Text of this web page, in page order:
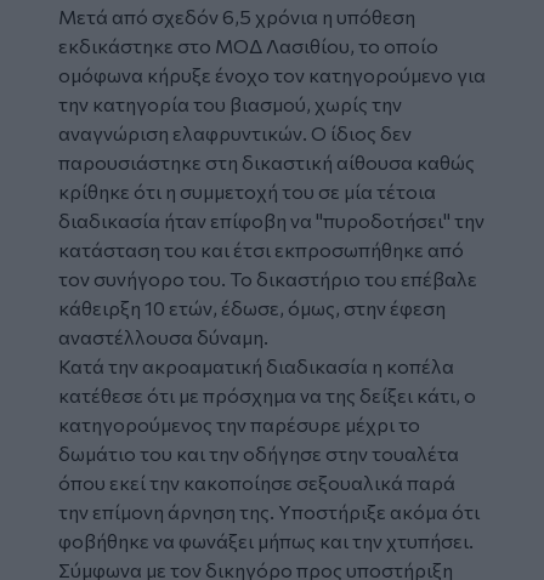
Μετά από σχεδόν 6,5 χρόνια η υπόθεση
εκδικάστηκε στο ΜΟΔ Λασιθίου, το οποίο
ομόφωνα κήρυξε ένοχο τον κατηγορούμενο για
την κατηγορία του βιασμού, χωρίς την
αναγνώριση ελαφρυντικών. Ο ίδιος δεν
παρουσιάστηκε στη δικαστική αίθουσα καθώς
κρίθηκε ότι η συμμετοχή του σε μία τέτοια
διαδικασία ήταν επίφοβη να "πυροδοτήσει" την
κατάσταση του και έτσι εκπροσωπήθηκε από
τον συνήγορο του. Το δικαστήριο του επέβαλε
κάθειρξη 10 ετών, έδωσε, όμως, στην έφεση
αναστέλλουσα δύναμη.
Κατά την ακροαματική διαδικασία η κοπέλα
κατέθεσε ότι με πρόσχημα να της δείξει κάτι, ο
κατηγορούμενος την παρέσυρε μέχρι το
δωμάτιο του και την οδήγησε στην τουαλέτα
όπου εκεί την κακοποίησε σεξουαλικά παρά
την επίμονη άρνηση της. Υποστήριξε ακόμα ότι
φοβήθηκε να φωνάξει μήπως και την χτυπήσει.
Σύμφωνα με τον δικηγόρο προς υποστήριξη